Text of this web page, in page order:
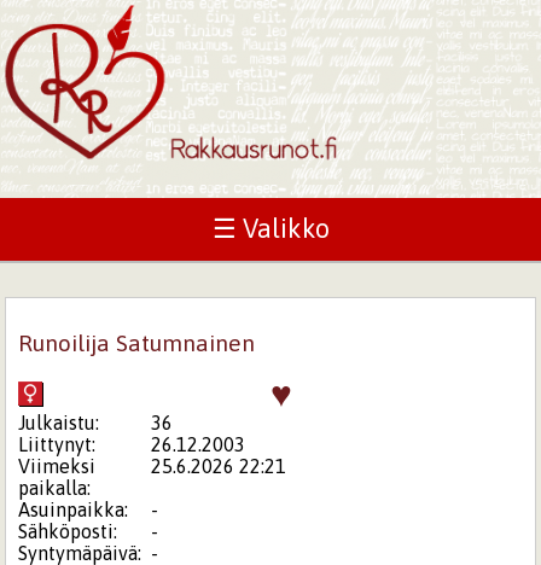
☰ Valikko
Runoilija Satumnainen
♥
Julkaistu:
36
Liittynyt:
26.12.2003
Viimeksi
paikalla:
25.6.2026 22:21
Asuinpaikka:
-
Sähköposti:
-
Syntymäpäivä: -